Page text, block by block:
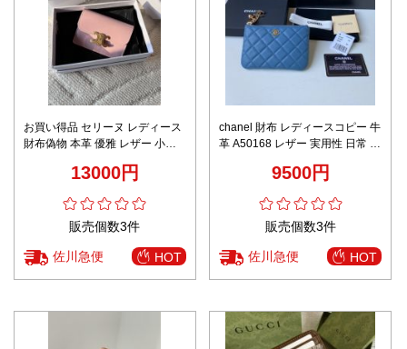
お買い得品 セリーヌ レディース
財布偽物 本革 優雅 レザー 小遣
13000円
販売個数3件
佐川急便 HOT
chanel 財布 レディースコピー 牛
革 A50168 レザー 実用性 日常 シ
9500円
販売個数3件
佐川急便 HOT